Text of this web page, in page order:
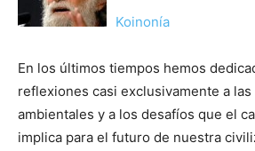
Koinonía
En los últimos tiempos hemos
reflexiones casi exclusivamente a
ambientales y a los desafíos que el
implica para el futuro de nuestra